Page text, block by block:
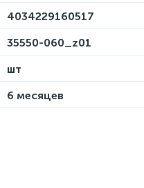
4034229160517
35550-060_z01
шт
6 месяцев